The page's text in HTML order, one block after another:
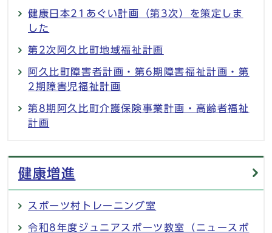
健康日本21あぐい計画（第3次）を策定しま
した
第2次阿久比町地域福祉計画
阿久比町障害者計画・第6期障害福祉計画・第
2期障害児福祉計画
第8期阿久比町介護保険事業計画・高齢者福祉
計画
健康増進
スポーツ村トレーニング室
令和8年度ジュニアスポーツ教室（ニュースポ